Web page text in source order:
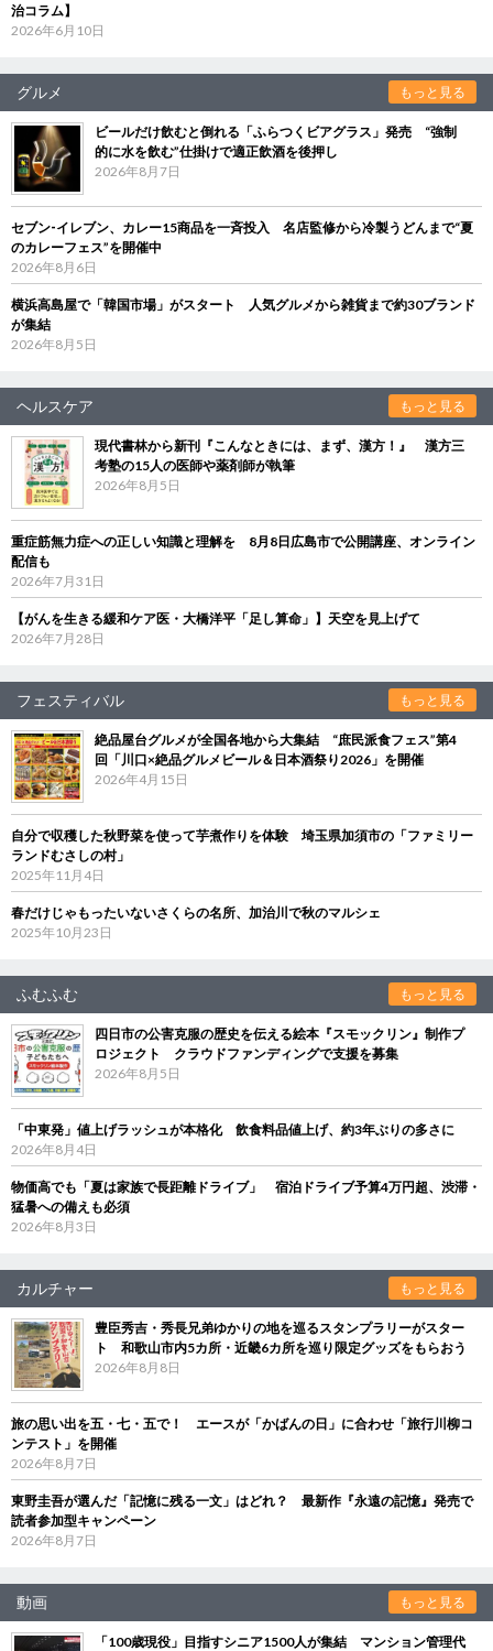
治コラム】
2026年6月10日
グルメ もっと見る
ビールだけ飲むと倒れる「ふらつくビアグラス」発売 “強制
的に水を飲む”仕掛けで適正飲酒を後押し
2026年8月7日
セブン‐イレブン、カレー15商品を一斉投入 名店監修から冷製うどんまで“夏
のカレーフェス”を開催中
2026年8月6日
横浜高島屋で「韓国市場」がスタート 人気グルメから雑貨まで約30ブランド
が集結
2026年8月5日
ヘルスケア もっと見る
現代書林から新刊『こんなときには、まず、漢方！』 漢方三
考塾の15人の医師や薬剤師が執筆
2026年8月5日
重症筋無力症への正しい知識と理解を 8月8日広島市で公開講座、オンライン
配信も
2026年7月31日
【がんを生きる緩和ケア医・大橋洋平「足し算命」】天空を見上げて
2026年7月28日
フェスティバル もっと見る
絶品屋台グルメが全国各地から大集結 “庶民派食フェス”第4
回「川口×絶品グルメビール＆日本酒祭り2026」を開催
2026年4月15日
自分で収穫した秋野菜を使って芋煮作りを体験 埼玉県加須市の「ファミリー
ランドむさしの村」
2025年11月4日
春だけじゃもったいないさくらの名所、加治川で秋のマルシェ
2025年10月23日
ふむふむ もっと見る
四日市の公害克服の歴史を伝える絵本『スモックリン』制作プ
ロジェクト クラウドファンディングで支援を募集
2026年8月5日
「中東発」値上げラッシュが本格化 飲食料品値上げ、約3年ぶりの多さに
2026年8月4日
物価高でも「夏は家族で長距離ドライブ」 宿泊ドライブ予算4万円超、渋滞・
猛暑への備えも必須
2026年8月3日
カルチャー もっと見る
豊臣秀吉・秀長兄弟ゆかりの地を巡るスタンプラリーがスター
ト 和歌山市内5カ所・近畿6カ所を巡り限定グッズをもらおう
2026年8月8日
旅の思い出を五・七・五で！ エースが「かばんの日」に合わせ「旅行川柳コ
ンテスト」を開催
2026年8月7日
東野圭吾が選んだ「記憶に残る一文」はどれ？ 最新作『永遠の記憶』発売で
読者参加型キャンペーン
2026年8月7日
動画 もっと見る
「100歳現役」目指すシニア1500人が集結 マンション管理代